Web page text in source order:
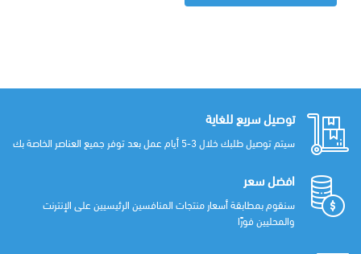
توصيل سريع للغاية
سيتم توصيل طلبك خلال 3-5 أيام عمل بعد توفر جميع العناصر الخاصة بك
افضل سعر
سنقوم بمطابقة أسعار منتجات المنافسين الرئيسيين على الإنترنت
والمحليين فورًا